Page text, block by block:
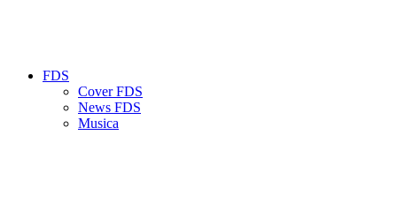
FDS
Cover FDS
News FDS
Musica